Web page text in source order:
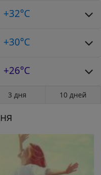
+32°C
+30°C
+26°C
3 дня 10 дней